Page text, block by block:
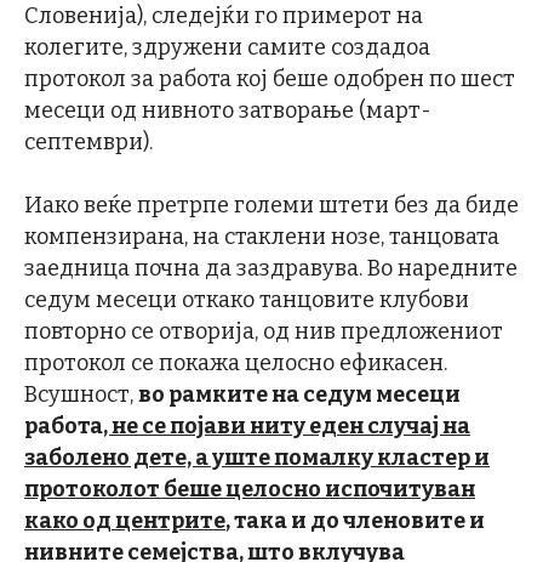
Словенија), следејќи го примерот на
колегите, здружени самите создадоа
протокол за работа кој беше одобрен по шест
месеци од нивното затворање (март-
септември).
Иако веќе претрпе големи штети без да биде
компензирана, на стаклени нозе, танцовата
заедница почна да заздравува. Во наредните
седум месеци откако танцовите клубови
повторно се отворија, од нив предложениот
протокол се покажа целосно ефикасен.
Всушност,во рамките на седум месеци
работа, не се појави ниту еден случај на
заболено дете, а уште помалку кластер и
протоколот беше целосно испочитуван
како од центрите, така и до членовите и
нивните семејства, што вклучува